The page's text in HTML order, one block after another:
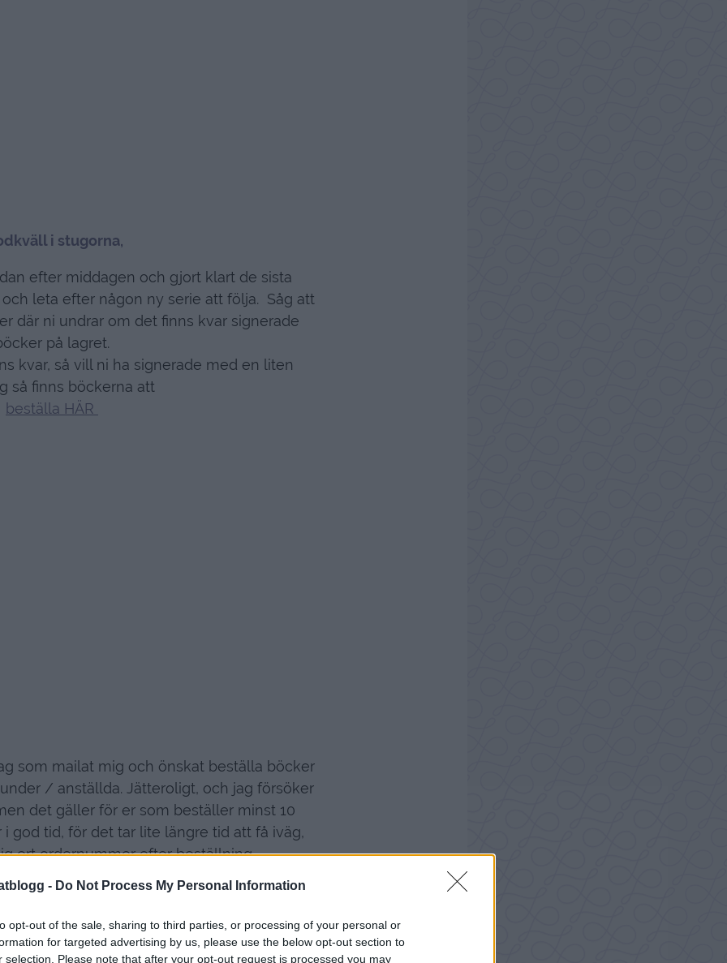
- Do Not Process My Personal Information
opt-out of the sale, sharing to third parties, or processing of your personal or
for targeted advertising by us, please use the below opt-out section to
selection. Please note that after your opt-out request is processed you may
i stugorna,
efter middagen och gjort klart de sista
och leta efter någon ny serie att följa. Såg att
där ni undrar om det finns kvar signerade
på lagret.
kvar, så vill ni ha signerade med en liten
så finns böckerna att
beställa HÄR
som mailat mig och önskat beställa böcker
/ anställda. Jätteroligt, och jag försöker
det gäller för er som beställer minst 10
i god tid, för det tar lite längre tid att få iväg,
ert ordernummer efter beställning…